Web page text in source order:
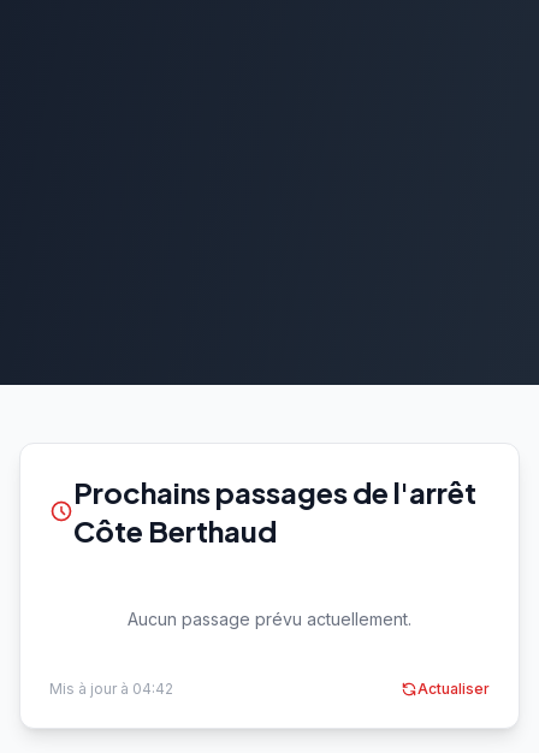
Prochains passages de l'arrêt
Côte Berthaud
Aucun passage prévu actuellement.
Mis à jour à 04:42 Actualiser